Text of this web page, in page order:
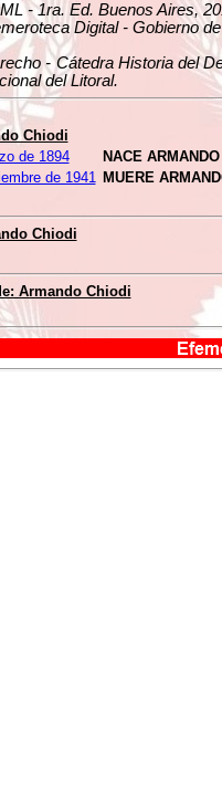
- 1ra. Ed. Buenos Aires,
Digital - Gobierno
- Cátedra Historia del
del Litoral.
Chiodi
de 1894
NACE
de 1941 MUERE
Chiodi
Armando Chiodi